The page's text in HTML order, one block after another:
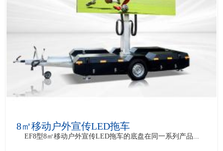
8㎡移动户外宣传LED拖车
EF8型8㎡移动户外宣传LED拖车的底盘在同一系列产品...